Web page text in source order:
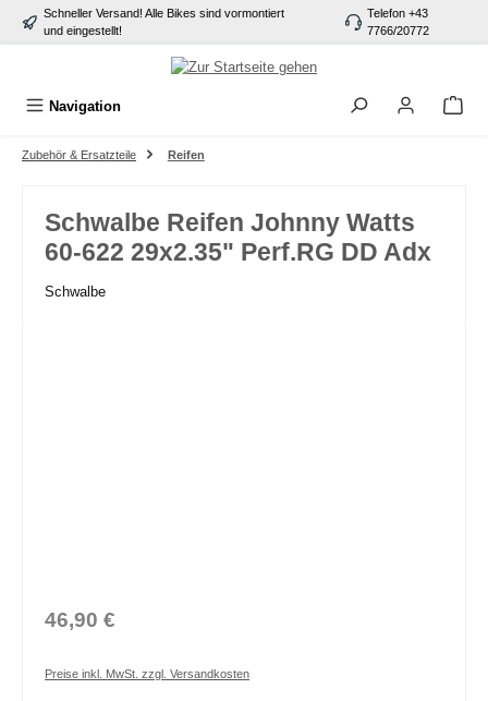
springen
Schneller Versand! Alle Bikes sind vormontiert
und eingestellt!
Telefon +43
7766/20772
Navigation
Zubehör & Ersatzteile Reifen
Schwalbe Reifen Johnny Watts
60-622 29x2.35" Perf.RG DD Adx
Schwalbe
46,90 €
Preise inkl. MwSt. zzgl. Versandkosten